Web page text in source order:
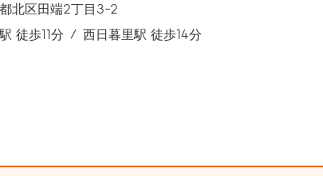
北区田端2丁目3-2
徒歩11分
西日暮里駅 徒歩14分